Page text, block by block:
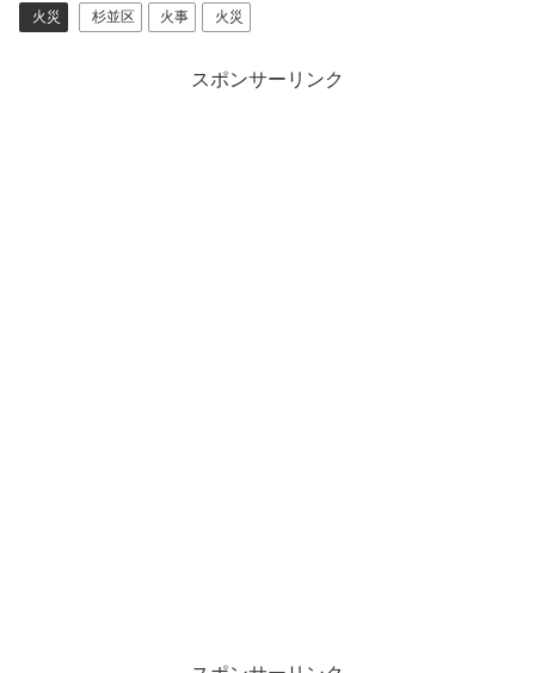
火災 杉並区 火事 火災
スポンサーリンク